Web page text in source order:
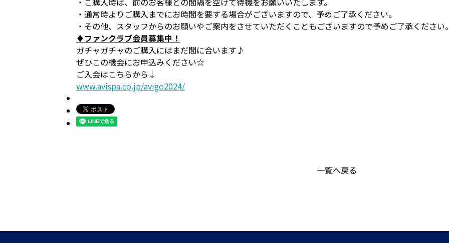
・通常時よりご購入までにお時間を要する場合がございますので、予めご了承ください。
・その他、スタッフからのお願いやご案内をさせていただくこともございますので予めご了承ください
♦ファンクラブ会員募集中！
ガチャガチャのご購入にはまだ間に合います♪
ぜひこの機会にお申込みください☆
ご入会はこちらから↓
www.avispa.co.jp/avigo2024/
一覧へ戻る